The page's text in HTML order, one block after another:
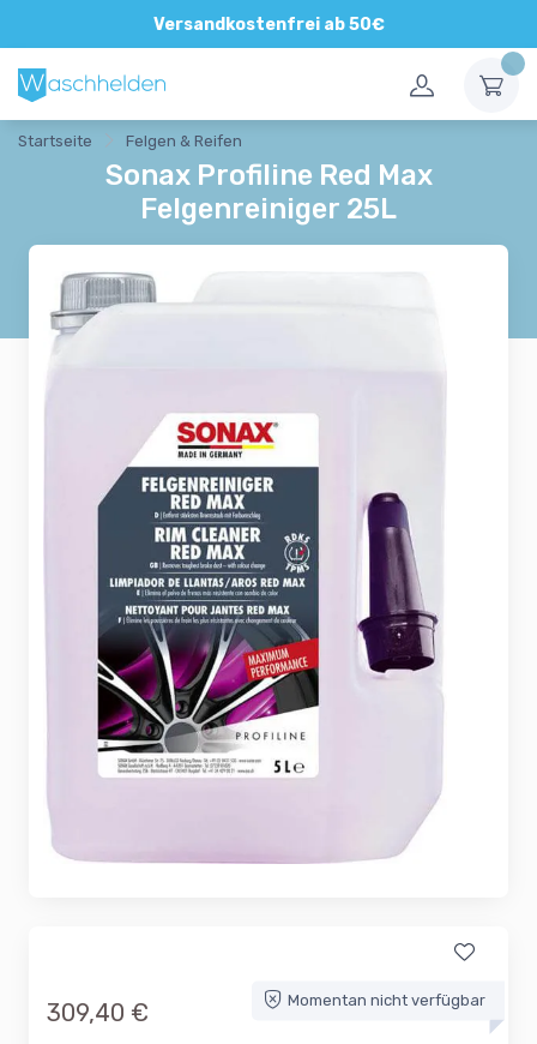
Versandkostenfrei ab 50€
Direkte und persönliche Beratung
Startseite Felgen & Reifen
Sonax Profiline Red Max
Felgenreiniger 25L
Momentan nicht verfügbar
309,40 €